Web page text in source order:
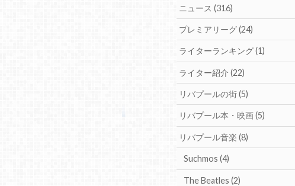
ニュース(316)
プレミアリーグ(24)
ライターランキング(1)
ライター紹介(22)
リバプールの街(5)
リバプール本・映画(5)
リバプール音楽(8)
Suchmos (4)
The Beatles (2)